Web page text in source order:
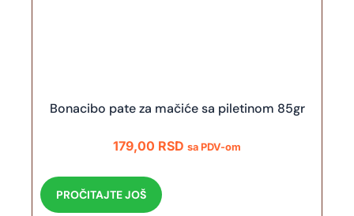
Bonacibo pate za mačiće sa piletinom 85gr
179,00 RSD sa PDV-om
PROČITAJTE JOŠ